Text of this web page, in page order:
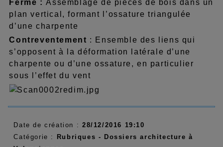
Ferme :Assemblage de pièces de bois dans un
plan vertical, formant l’ossature triangulée
d’une charpente
Contreventement : Ensemble des liens qui
s’opposent à la déformation latérale d’une
charpente ou d’une ossature, en particulier
sous l’effet du vent
Date de création : 28/12/2016 19:10
Catégorie : Rubriques - Dossiers architecture à